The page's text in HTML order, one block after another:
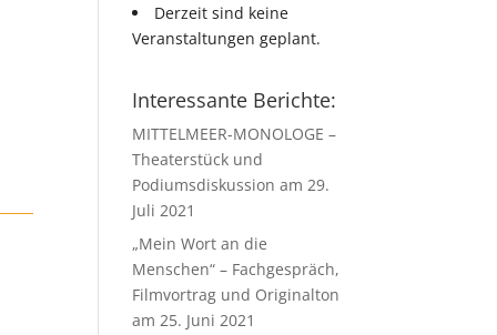
Derzeit sind keine
Veranstaltungen geplant.
Interessante Berichte:
MITTELMEER-MONOLOGE –
Theaterstück und
Podiumsdiskussion am 29.
Juli 2021
„Mein Wort an die
Menschen“ – Fachgespräch,
Filmvortrag und Originalton
am 25. Juni 2021